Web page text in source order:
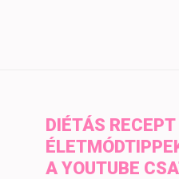
DIÉTÁS RECEPT
A YOUTUBE